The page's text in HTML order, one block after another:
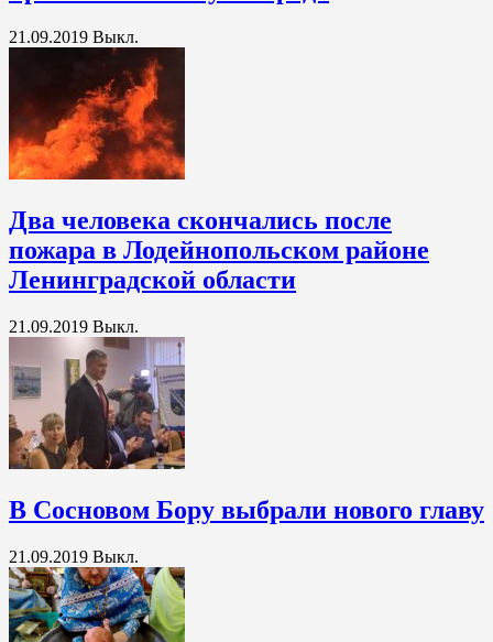
21.09.2019 Выкл.
Два человека скончались после
пожара в Лодейнопольском районе
Ленинградской области
21.09.2019 Выкл.
В Сосновом Бору выбрали нового главу
21.09.2019 Выкл.